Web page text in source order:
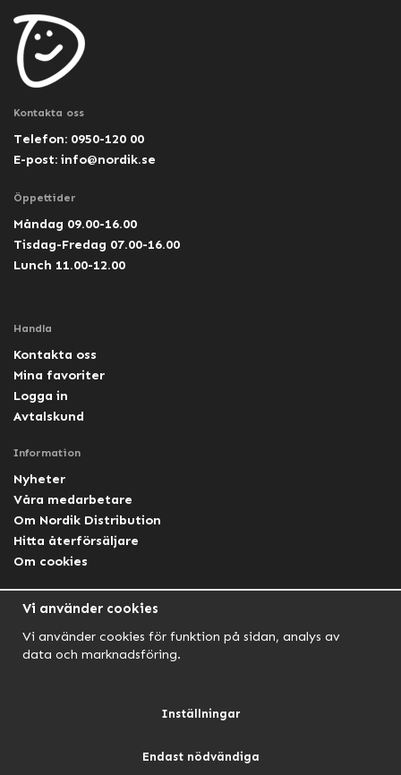
Kontakta oss
Telefon: 0950-120 00
E-post: info@nordik.se
Öppettider
Måndag 09.00-16.00
Tisdag-Fredag 07.00-16.00
Lunch 11.00-12.00
Handla
Kontakta oss
Mina favoriter
Logga in
Avtalskund
Information
Nyheter
Våra medarbetare
Om Nordik Distribution
Hitta återförsäljare
Om cookies
Facebook Lightforce Sweden
NORDIK AUTOMOTIVENORDIK HUNTNORDIK OUTDOOR
Vi använder cookies
Vi använder cookies för funktion på sidan, analys av
data och marknadsföring.
Inställningar
Endast nödvändiga